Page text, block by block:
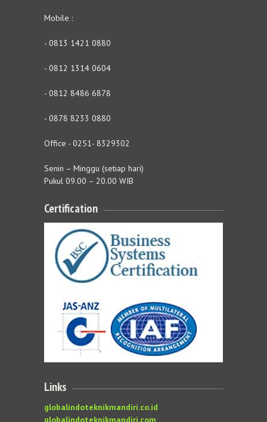
Mobile :
- 0813 1421 0880
- 0812 1314 0604
- 0812 8486 6878
- 0878 8233 0880
Office - 0251- 8329302
Senin – Minggu (setiap hari)
Pukul 09.00 – 20.00 WIB
Certification
Links
globalindoteknikmandiri.co.id
globalindoteknikmandiri.com